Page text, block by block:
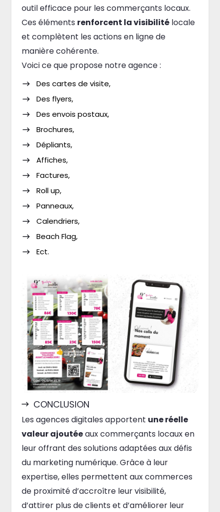
outil efficace pour les commerçants locaux.
Ces éléments renforcent la visibilitélocale
et complètent les actions en ligne de
manière cohérente.
Voici ce que propose notre agence :
Des cartes de visite,
Des flyers,
Des envois postaux,
Brochures,
Dépliants,
Affiches,
Factures,
Roll up,
Panneaux,
Calendriers,
Beach Flag,
Ect.
CONCLUSION
Les agences digitales apportent une réelle
valeur ajoutéeaux commerçants locaux en
leur offrant des solutions adaptées aux défis
du marketing numérique. Grâce à leur
expertise, elles permettent aux commerces
de proximité d’accroître leur visibilité,
d’attirer plus de clients et d’améliorer leur